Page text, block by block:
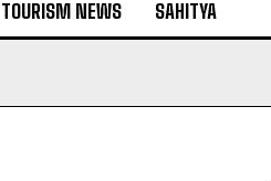
TOURISM NEWS SAHITYA